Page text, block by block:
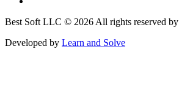
Best Soft LLC © 2026 All rights reserved
Developed by Learn and Solve